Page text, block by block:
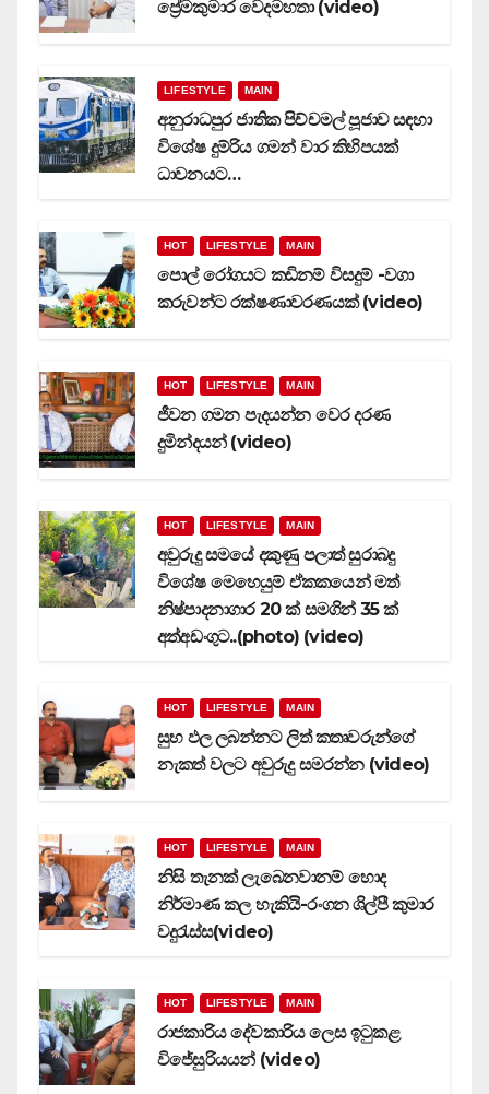
ප්‍රේමකුමාර වෙදමහතා (video)
LIFESTYLE MAIN
අනුරාධපුර ජාතික පිච්චමල් පූජාව සඳහා
විශේෂ දුම්රිය ගමන් වාර කිහිපයක්
ධාවනයට…
HOT LIFESTYLE MAIN
පොල් රෝගයට කඩිනම් විසදුම් -වගා
කරුවන්ට රක්ෂණාවරණයක් (video)
HOT LIFESTYLE MAIN
ජීවන ගමන පැදයන්න වෙර දරණ
දුමින්දයන් (video)
HOT LIFESTYLE MAIN
අවුරුදු සමයේ දකුණු පලාත් සුරාබදු
විශේෂ මෙහෙයුම් ඒකකයෙන් මත්
නිෂ්පාදනාගාර 20 ක් සමගින් 35 ක්
අත්අඩංගුට..(photo) (video)
HOT LIFESTYLE MAIN
සුභ ඵල ලබන්නට ලිත් කතෘවරුන්ගේ
නැකත් වලට අවුරුදු සමරන්න (video)
HOT LIFESTYLE MAIN
නිසි තැනක් ලැබෙනවානම් හොද
නිර්මාණ කල හැකියි-රංගන ශිල්පී කුමාර
වදුරැස්ස(video)
HOT LIFESTYLE MAIN
රාජකාරිය දේවකාරිය ලෙස ඉටුකළ
විජේසුරියයන් (video)